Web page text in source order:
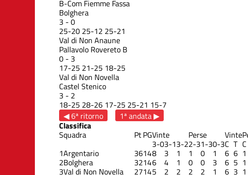
B-Com Fiemme Fassa
Bolghera
3 - 0
25-20 25-12 25-21
Val di Non Anaune
Pallavolo Rovereto B
0 - 3
17-25 21-25 18-25
Val di Non Novella
Castel Stenico
3 - 2
18-25 28-26 17-25 25-21 15-7
◀ 6ª ritorno
1ª andata ▶
Classifica
Squadra PtPGVinte Perse Vinte
3-03-13-22-31-30-3C T C
1Argentario 36148 3 1 1 0 1 6 6 1
2Bolghera 32146 4 1 0 0 3 6 5 1
3Val di Non Novella 27145 2 2 2 2 1 6 3 1